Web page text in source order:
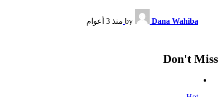
by Dana Wahiba منذ 3 أعوام
Don't Miss